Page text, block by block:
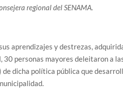
regional del SENAMA.
aprendizajes y destrezas,
30 personas mayores deleitaron a
de dicha política pública que